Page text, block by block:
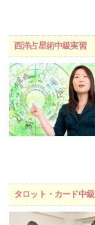
西洋占星術中級実習
タロット・カード中